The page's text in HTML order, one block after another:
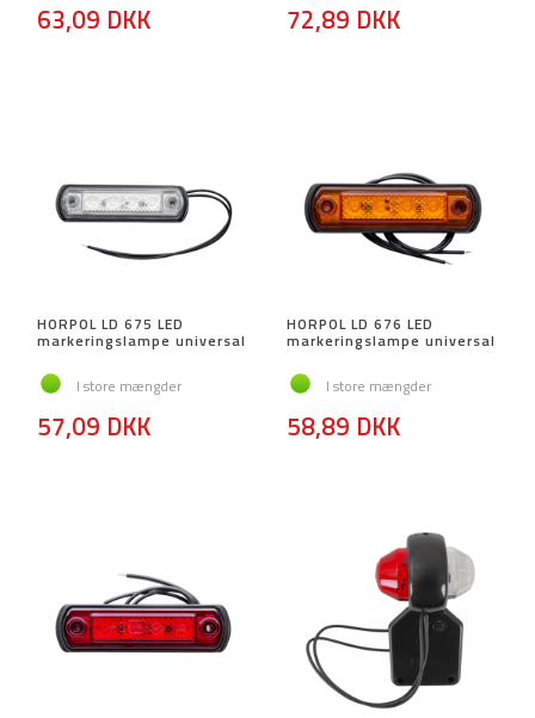
63,09 DKK 72,89 DKK
HORPOL LD 675 LED
markeringslampe universal
I store mængder
57,09 DKK
HORPOL LD 676 LED
markeringslampe universal
I store mængder
58,89 DKK